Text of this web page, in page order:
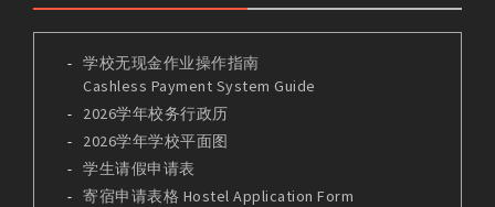
学校无现金作业操作指南
Cashless Payment System Guide
2026学年校务行政历
2026学年学校平面图
学生请假申请表
寄宿申请表格 Hostel Application Form